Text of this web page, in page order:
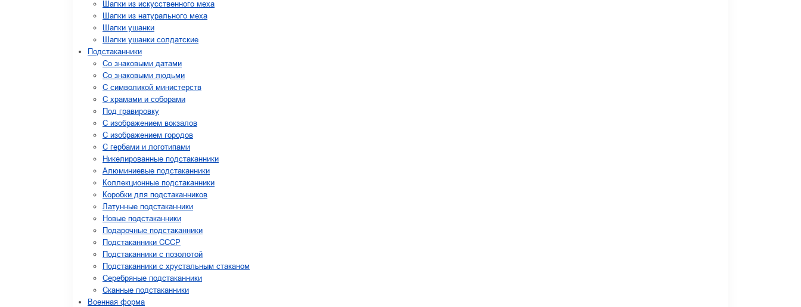
Шапки из искусственного меха
Шапки из натурального меха
Шапки ушанки
Шапки ушанки солдатские
Подстаканники
Со знаковыми датами
Cо знаковыми людьми
C символикой министерств
C храмами и соборами
Под гравировку
С изображением вокзалов
С изображением городов
С гербами и логотипами
Никелированные подстаканники
Алюминиевые подстаканники
Коллекционные подстаканники
Коробки для подстаканников
Латунные подстаканники
Новые подстаканники
Подарочные подстаканники
Подстаканники СССР
Подстаканники с позолотой
Подстаканники с хрустальным стаканом
Серебряные подстаканники
Сканные подстаканники
Военная форма